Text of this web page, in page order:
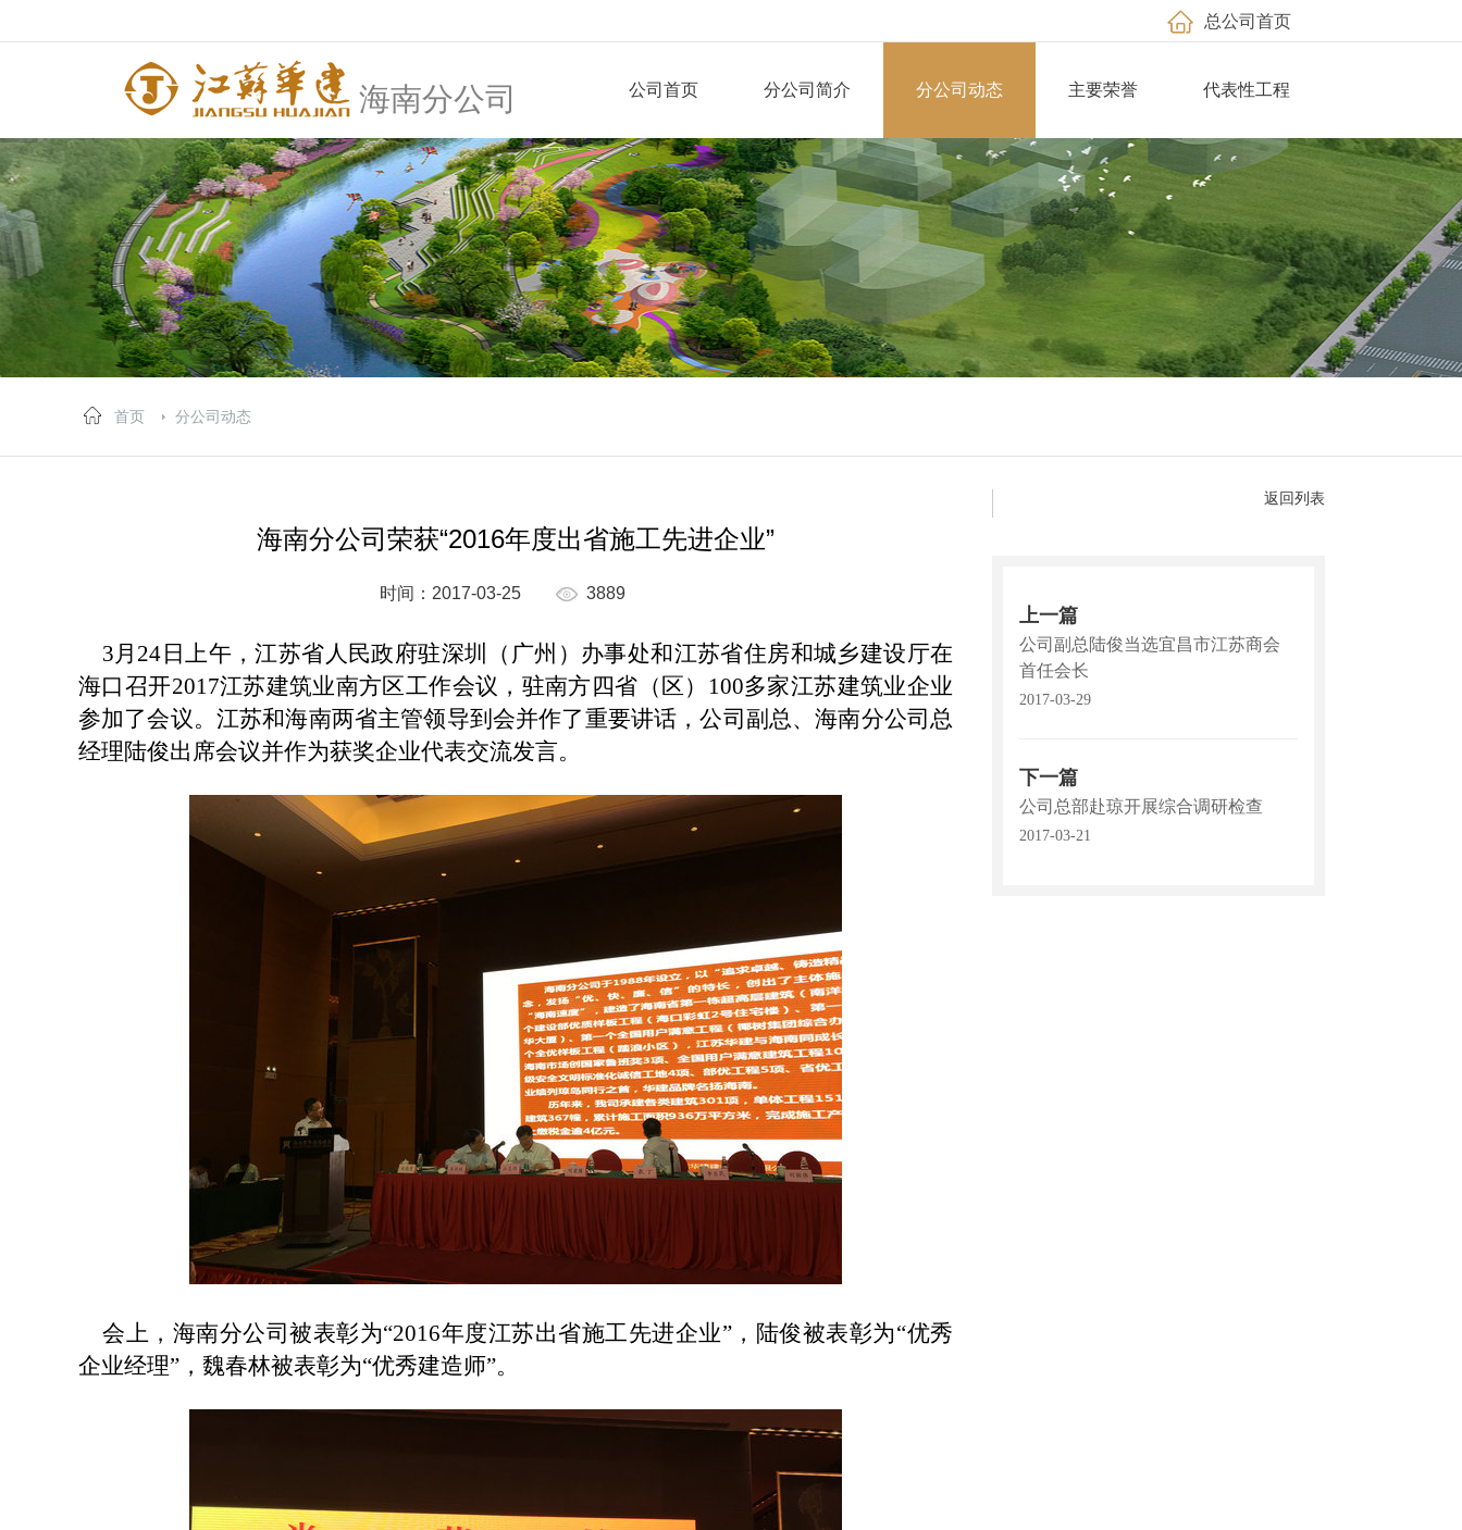
总公司首页
海南分公司 公司首页 分公司简介 分公司动态 主要荣誉 代表性工程
首页 分公司动态
海南分公司荣获“2016年度出省施工先进企业”
时间：2017-03-25 3889
3月 24 日上午，江苏省人民政府驻深圳（广州）办事处和江苏省住房和城乡建设厅在
海口召开2017江苏建筑业南方区工作会议 ，驻南方四省（区） 100多家江苏建筑业企业
参加了会议。江苏和海南两省主管领导到会并作了重要讲话，公司副总、海南分公司总
经理陆俊出席会议并作为获奖企业代表交流发言。
会上，海南分公司被表彰为“2016年度江苏出省施工先进企业”，陆俊被表彰为“优秀
企业经理”，魏春林被表彰为“优秀建造师”。
返回列表
上一篇
公司副总陆俊当选宜昌市江苏商会
首任会长
2017-03-29
下一篇
公司总部赴琼开展综合调研检查
2017-03-21